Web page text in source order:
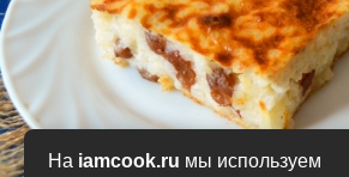
На iamcook.ru мы используем